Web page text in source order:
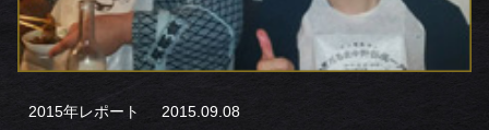
2015年レポート 2015.09.08